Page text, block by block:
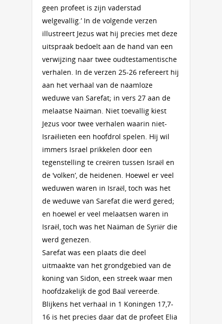
geen profeet is zijn vaderstad
welgevallig.’ In de volgende verzen
illustreert Jezus wat hij precies met deze
uitspraak bedoelt aan de hand van een
verwijzing naar twee oudtestamentische
verhalen. In de verzen 25-26 refereert hij
aan het verhaal van de naamloze
weduwe van Sarefat; in vers 27 aan de
melaatse Naäman. Niet toevallig kiest
Jezus voor twee verhalen waarin niet-
Israëlieten een hoofdrol spelen. Hij wil
immers Israel prikkelen door een
tegenstelling te creëren tussen Israël en
de ‘volken’, de heidenen. Hoewel er veel
weduwen waren in Israël, toch was het
de weduwe van Sarefat die werd gered;
en hoewel er veel melaatsen waren in
Israël, toch was het Naäman de Syriër die
werd genezen.
Sarefat was een plaats die deel
uitmaakte van het grondgebied van de
koning van Sidon, een streek waar men
hoofdzakelijk de god Baäl vereerde.
Blijkens het verhaal in 1 Koningen 17,7-
16 is het precies daar dat de profeet Elia